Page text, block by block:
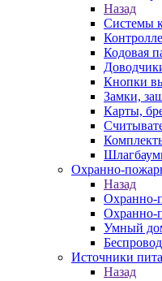
Назад
Системы
Кодовая
Кнопки
Замки,
Карты,
Охранно-
Назад
Охранно-
Охранно-
Умный
Источники
Назад